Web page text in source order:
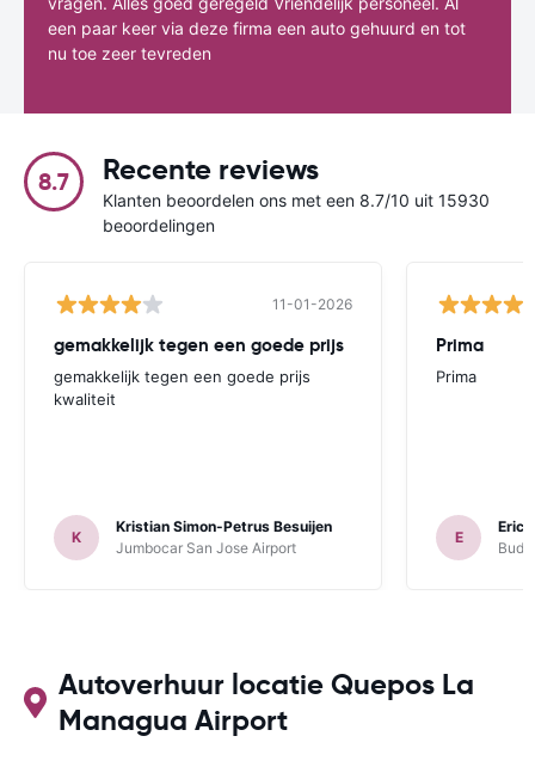
een paar keer via deze firma een auto gehuurd en tot
nu toe zeer tevreden
8.7 Recente reviews
Klanten beoordelen ons met een 8.7/10 uit 15930
beoordelingen
11-01-2026
gemakkelijk tegen een goede prijs
gemakkelijk tegen een goede prijs
kwaliteit
K
Kristian Simon-Petrus Besuijen
Jumbocar San Jose Airport
Prima
Prima
E
Eric
Autoverhuur locatie Quepos La
Managua Airport